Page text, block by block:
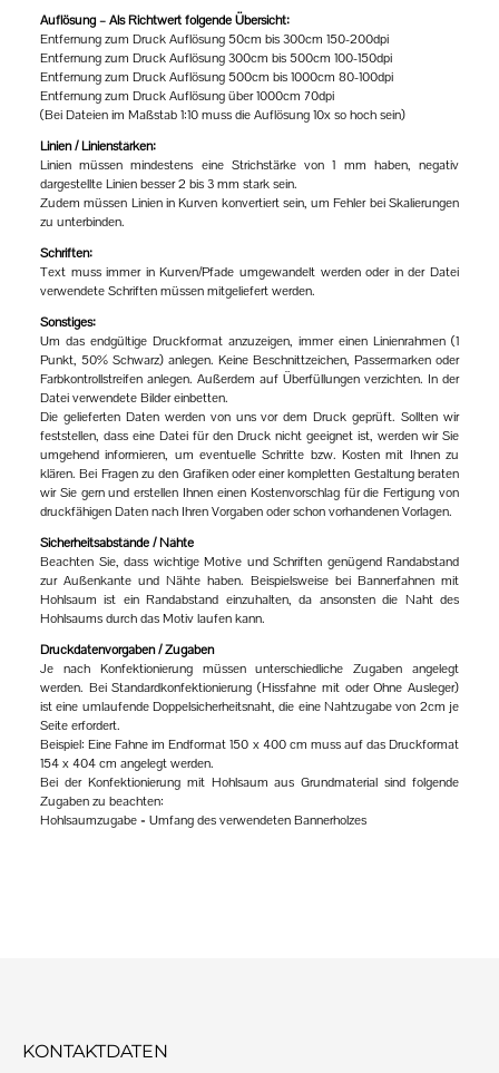
Auflösung – Als Richtwert folgende Übersicht:
Entfernung zum Druck Auflösung 50cm bis 300cm 150-200dpi
Entfernung zum Druck Auflösung 300cm bis 500cm 100-150dpi
Entfernung zum Druck Auflösung 500cm bis 1000cm 80-100dpi
Entfernung zum Druck Auflösung über 1000cm 70dpi
(Bei Dateien im Maßstab 1:10 muss die Auflösung 10x so hoch sein)
Linien / Linienstärken:
Linien müssen mindestens eine Strichstärke von 1 mm haben, negativ
dargestellte Linien besser 2 bis 3 mm stark sein.
Zudem müssen Linien in Kurven konvertiert sein, um Fehler bei Skalierungen
zu unterbinden.
Schriften:
Text muss immer in Kurven/Pfade umgewandelt werden oder in der Datei
verwendete Schriften müssen mitgeliefert werden.
Sonstiges:
Um das endgültige Druckformat anzuzeigen, immer einen Linienrahmen (1
Punkt, 50% Schwarz) anlegen. Keine Beschnittzeichen, Passermarken oder
Farbkontrollstreifen anlegen. Außerdem auf Überfüllungen verzichten. In der
Datei verwendete Bilder einbetten.
Die gelieferten Daten werden von uns vor dem Druck geprüft. Sollten wir
feststellen, dass eine Datei für den Druck nicht geeignet ist, werden wir Sie
umgehend informieren, um eventuelle Schritte bzw. Kosten mit Ihnen zu
klären. Bei Fragen zu den Grafiken oder einer kompletten Gestaltung beraten
wir Sie gern und erstellen Ihnen einen Kostenvorschlag für die Fertigung von
druckfähigen Daten nach Ihren Vorgaben oder schon vorhandenen Vorlagen.
Sicherheitsabstände / Nähte
Beachten Sie, dass wichtige Motive und Schriften genügend Randabstand
zur Außenkante und Nähte haben. Beispielsweise bei Bannerfahnen mit
Hohlsaum ist ein Randabstand einzuhalten, da ansonsten die Naht des
Hohlsaums durch das Motiv laufen kann.
Druckdatenvorgaben / Zugaben
Je nach Konfektionierung müssen unterschiedliche Zugaben angelegt
werden. Bei Standardkonfektionierung (Hissfahne mit oder Ohne Ausleger)
ist eine umlaufende Doppelsicherheitsnaht, die eine Nahtzugabe von 2cm je
Seite erfordert.
Beispiel: Eine Fahne im Endformat 150 x 400 cm muss auf das Druckformat
154 x 404 cm angelegt werden.
Bei der Konfektionierung mit Hohlsaum aus Grundmaterial sind folgende
Zugaben zu beachten:
Hohlsaumzugabe = Umfang des verwendeten Bannerholzes
KONTAKTDATEN